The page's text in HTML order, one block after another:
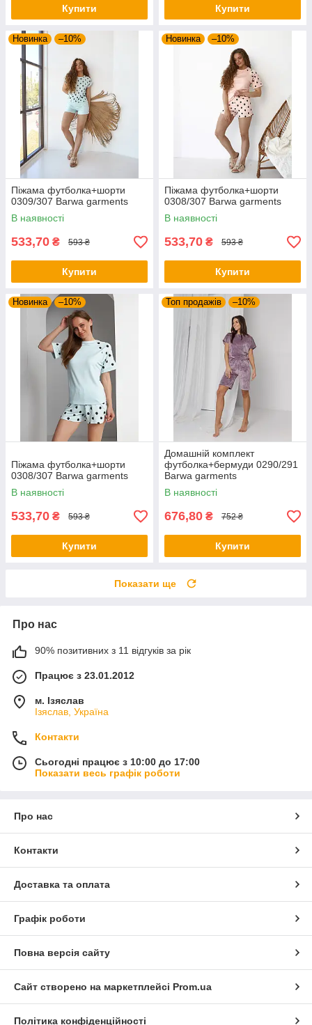
Купити Купити
Новинка –10%
Піжама футболка+шорти
0309/307 Barwa garments
В наявності
533,70 ₴ 593 ₴
Купити
Новинка –10%
Піжама футболка+шорти
0308/307 Barwa garments
В наявності
533,70 ₴ 593 ₴
Купити
Новинка –10%
Піжама футболка+шорти
0308/307 Barwa garments
В наявності
533,70 ₴ 593 ₴
Купити
Топ продажів –10%
Домашній комплект
футболка+бермуди 0290/291
Barwa garments
В наявності
676,80 ₴ 752 ₴
Купити
Показати ще
Про нас
90% позитивних з 11 відгуків за рік
Працює з 23.01.2012
м. Ізяслав
Ізяслав, Україна
Контакти
Сьогодні працює з 10:00 до 17:00
Показати весь графік роботи
Про нас
Контакти
Доставка та оплата
Графік роботи
Повна версія сайту
Сайт створено на маркетплейсі Prom.ua
Політика конфіденційності